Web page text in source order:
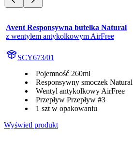
Avent Responsywna butelka Natural
z wentylem antykolkowym AirFree
SCY673/01
Pojemność 260ml
Responsywny smoczek Natural
Wentyl antykolkowy AirFree
Przepływ Przepływ #3
1 szt w opakowaniu
Wyświetl produkt